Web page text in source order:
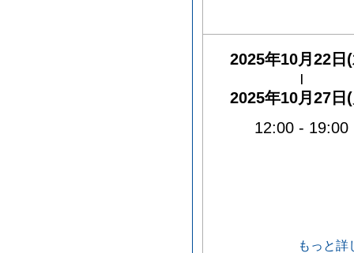
2025年10月22日
2025年10月27日
12:00 - 19:00
もっと詳